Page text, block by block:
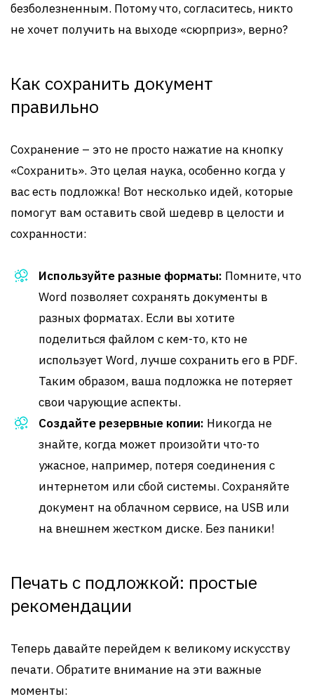
безболезненным. Потому что, согласитесь, никто
не хочет получить на выходе «сюрприз», верно?
Как сохранить документ
правильно
Сохранение – это не просто нажатие на кнопку
«Сохранить». Это целая наука, особенно когда у
вас есть подложка! Вот несколько идей, которые
помогут вам оставить свой шедевр в целости и
сохранности:
Используйте разные форматы: Помните, что
Word позволяет сохранять документы в
разных форматах. Если вы хотите
поделиться файлом с кем-то, кто не
использует Word, лучше сохранить его в PDF.
Таким образом, ваша подложка не потеряет
свои чарующие аспекты.
Создайте резервные копии: Никогда не
знайте, когда может произойти что-то
ужасное, например, потеря соединения с
интернетом или сбой системы. Сохраняйте
документ на облачном сервисе, на USB или
на внешнем жестком диске. Без паники!
Печать с подложкой: простые
рекомендации
Теперь давайте перейдем к великому искусству
печати. Обратите внимание на эти важные
моменты: